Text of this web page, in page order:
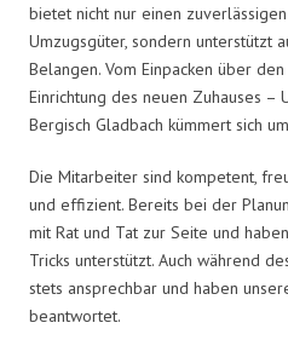
bietet nicht nur einen
Umzugsgüter, sondern unterstützt
Belangen. Vom Einpacken über
Einrichtung des neuen Zuhauses –
Bergisch Gladbach kümmert sich
Die Mitarbeiter sind kompetent,
und effizient. Bereits bei der
mit Rat und Tat zur Seite und
Tricks unterstützt. Auch während
stets ansprechbar und haben
beantwortet.